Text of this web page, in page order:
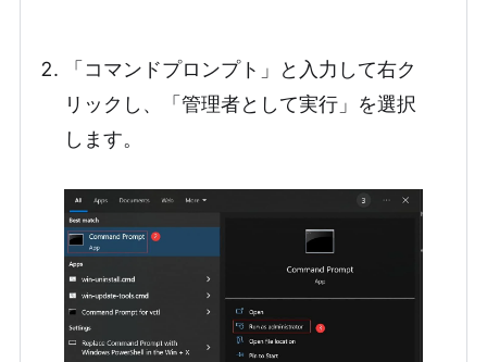
「コマンドプロンプト」と入力して右ク
リックし、「管理者として実行」を選択
します。